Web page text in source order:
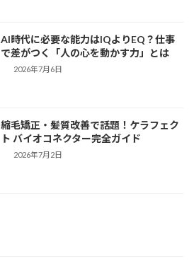
AI時代に必要な能力はIQよりEQ？仕事
で差がつく「人の心を動かす力」とは
2026年7月6日
縮毛矯正・髪質改善で話題！ケラフェク
ト バイオコネクター完全ガイド
2026年7月2日